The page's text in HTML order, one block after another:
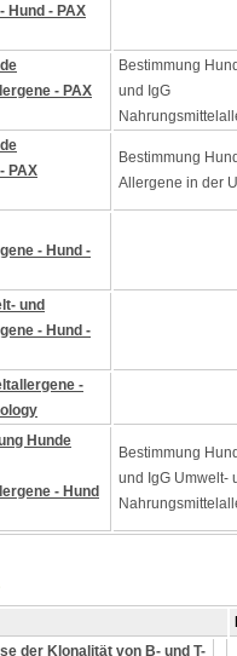
Hund - PAX
- PAX
Bestimmung
und IgG
PAX
Bestimmung
Allergene in der
- Hund -
und
- Hund -
-
Hunde
- Hund
Bestimmung
und IgG Umwelt-
der Klonalität von B- und T-